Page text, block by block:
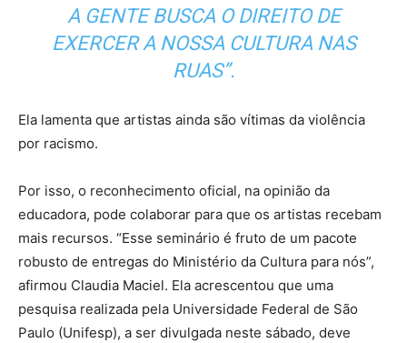
A GENTE BUSCA O DIREITO DE
EXERCER A NOSSA CULTURA NAS
RUAS”.
Ela lamenta que artistas ainda são vítimas da violência
por racismo.
Por isso, o reconhecimento oficial, na opinião da
educadora, pode colaborar para que os artistas recebam
mais recursos. “Esse seminário é fruto de um pacote
robusto de entregas do Ministério da Cultura para nós”,
afirmou Claudia Maciel. Ela acrescentou que uma
pesquisa realizada pela Universidade Federal de São
Paulo (Unifesp), a ser divulgada neste sábado, deve